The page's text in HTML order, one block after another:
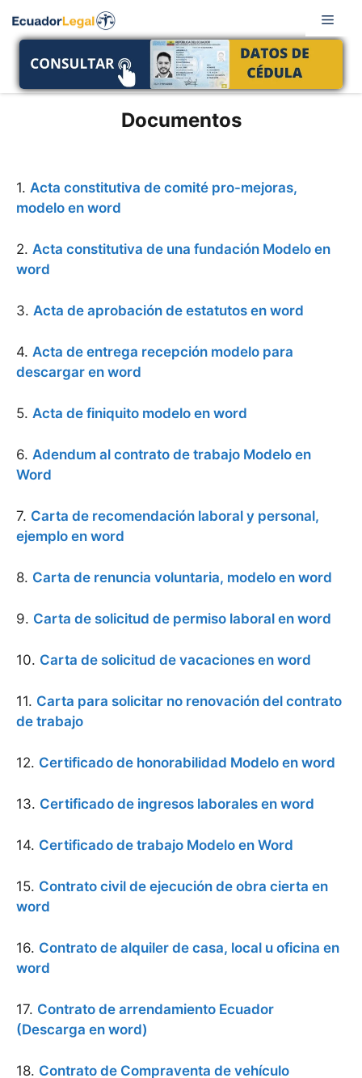
Documentos
1. Acta constitutiva de comité pro-mejoras,
modelo en word
2. Acta constitutiva de una fundación Modelo en
word
3. Acta de aprobación de estatutos en word
4. Acta de entrega recepción modelo para
descargar en word
5. Acta de finiquito modelo en word
6. Adendum al contrato de trabajo Modelo en
Word
7. Carta de recomendación laboral y personal,
ejemplo en word
8. Carta de renuncia voluntaria, modelo en word
9. Carta de solicitud de permiso laboral en word
10. Carta de solicitud de vacaciones en word
11. Carta para solicitar no renovación del contrato
de trabajo
12. Certificado de honorabilidad Modelo en word
13. Certificado de ingresos laborales en word
14. Certificado de trabajo Modelo en Word
15. Contrato civil de ejecución de obra cierta en
word
16. Contrato de alquiler de casa, local u oficina en
word
17. Contrato de arrendamiento Ecuador
(Descarga en word)
18. Contrato de Compraventa de vehículo